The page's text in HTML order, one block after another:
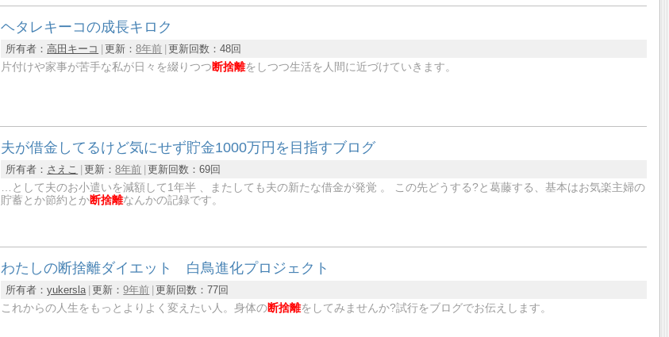
ヘタレキーコの成長キロク
所有者：高田キーコ 更新：8年前 更新回数：48回
片付けや家事が苦手な私が日々を綴りつつ 断捨離をしつつ生活を人間に近づけていきます。
夫が借金してるけど気にせず貯金1000万円を目指すブログ
所有者： さえこ 更新：8年前 更新回数：69回
…として夫のお小遣いを減額して1年半 、またしても夫の新たな借金が発覚 。 この先どうする?と葛藤する、基本はお気楽主婦の
貯蓄とか節約とか断捨離なんかの記録です。
わたしの断捨離ダイエット 白鳥進化プロジェクト
所有者：yukersla 更新：9年前 更新回数：77回
これからの人生をもっとよりよく変えたい人。身体の断捨離をしてみませんか?試行をブログでお伝えします。